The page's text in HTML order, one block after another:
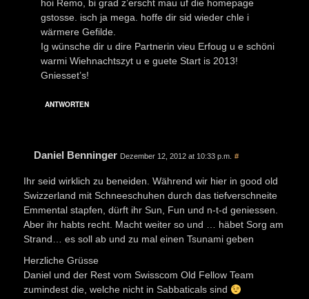
hoi Remo, bi grad z’erscht mau uf die homepage
gstosse. isch ja mega. hoffe dir sid wieder chle i
wärmere Gefilde.
Ig wünsche dir u dire Partnerin vieu Erfoug u e schöni
warmi Wiehnachtszyt u e guete Start is 2013!
Gniesset’s!
ANTWORTEN
Daniel Benninger Dezember 12, 2012 at 10:33 p.m. #
Ihr seid wirklich zu beneiden. Während wir hier in good old
Swizzerland mit Schneeschuhen durch das tiefverschneite
Emmental stapfen, dürft ihr Sun, Fun und n-t-d geniessen.
Aber ihr habts recht. Macht weiter so und … häbet Sorg am
Strand… es soll ab und zu mal einen Tsunami geben
Herzliche Grüsse
Daniel und der Rest vom Swisscom Old Fellow Team
zumindest die, welche nicht in Sabbaticals sind